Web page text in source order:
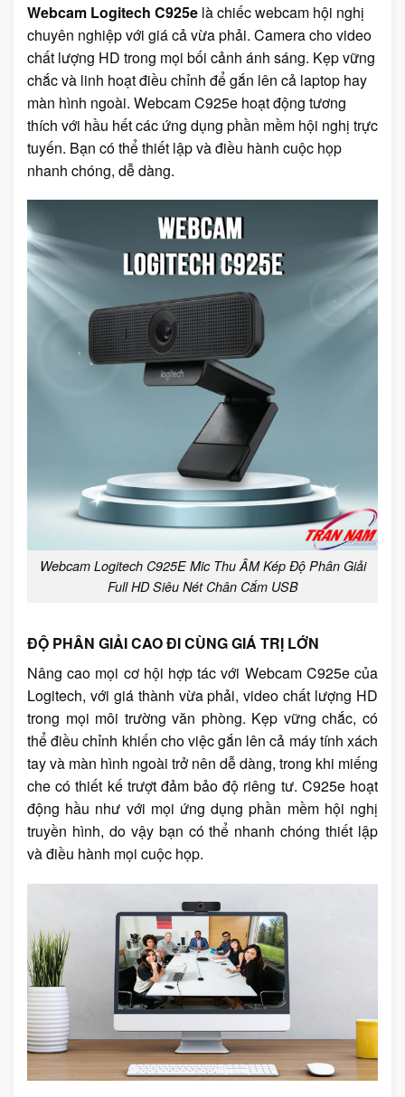
Webcam Logitech C925e là chiếc webcam hội nghị
chuyên nghiệp với giá cả vừa phải. Camera cho video
chất lượng HD trong mọi bối cảnh ánh sáng. Kẹp vững
chắc và linh hoạt điều chỉnh để gắn lên cả laptop hay
màn hình ngoài. Webcam C925e hoạt động tương
thích với hầu hết các ứng dụng phần mềm hội nghị trực
tuyến. Bạn có thể thiết lập và điều hành cuộc họp
nhanh chóng, dễ dàng.
Webcam Logitech C925E Mic Thu ÂM Kép Độ Phân Giải
Full HD Siêu Nét Chân Cắm USB
ĐỘ PHÂN GIẢI CAO ĐI CÙNG GIÁ TRỊ LỚN
Nâng cao mọi cơ hội hợp tác với Webcam C925e của
Logitech, với giá thành vừa phải, video chất lượng HD
trong mọi môi trường văn phòng. Kẹp vững chắc, có
thể điều chỉnh khiến cho việc gắn lên cả máy tính xách
tay và màn hình ngoài trở nên dễ dàng, trong khi miếng
che có thiết kế trượt đảm bảo độ riêng tư. C925e hoạt
động hầu như với mọi ứng dụng phần mềm hội nghị
truyền hình, do vậy bạn có thể nhanh chóng thiết lập
và điều hành mọi cuộc họp.